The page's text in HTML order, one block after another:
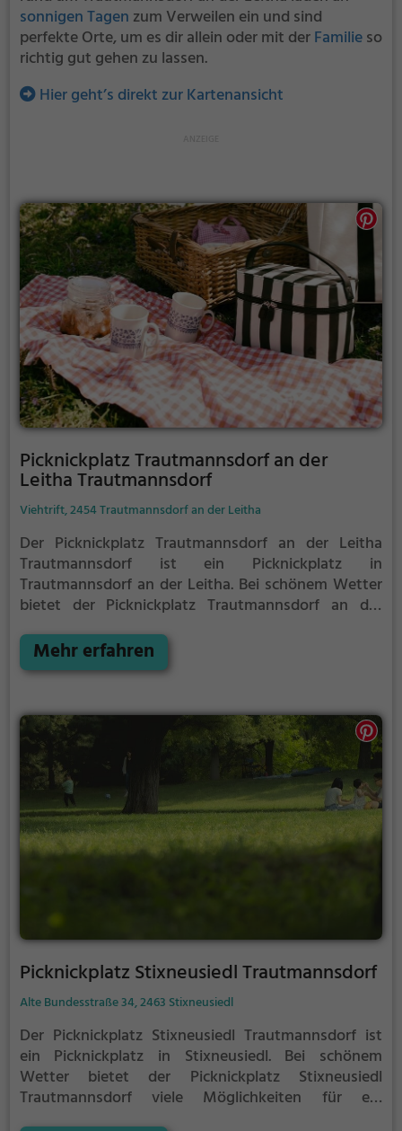
sonnigen Tagen zum Verweilen ein und sind
perfekte Orte, um es dir allein oder mit derFamilieso
richtig gut gehen zu lassen.
Hier geht’s direkt zur Kartenansicht
Picknickplatz Trautmannsdorf an der
Leitha Trautmannsdorf
Viehtrift, 2454 Trautmannsdorf an der Leitha
Der Picknickplatz Trautmannsdorf an der Leitha
Trautmannsdorf ist ein Picknickplatz in
Trautmannsdorf an der Leitha. Bei schönem Wetter
bietet der Picknickplatz Trautmannsdorf an der
gemütliches Picknick im Freien.
Mehr erfahren
Picknickplatz Stixneusiedl Trautmannsdorf
Alte Bundesstraße 34, 2463 Stixneusiedl
Der Picknickplatz Stixneusiedl Trautmannsdorf ist
ein Picknickplatz in Stixneusiedl. Bei schönem
Wetter bietet der Picknickplatz Stixneusiedl
Trautmannsdorf viele Möglichkeiten für ein